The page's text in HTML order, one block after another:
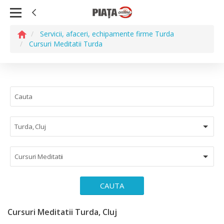
Servicii, afaceri, echipamente firme Turda
Cursuri Meditatii Turda
Turda, Cluj
Cursuri Meditatii
CAUTA
Cursuri Meditatii Turda, Cluj